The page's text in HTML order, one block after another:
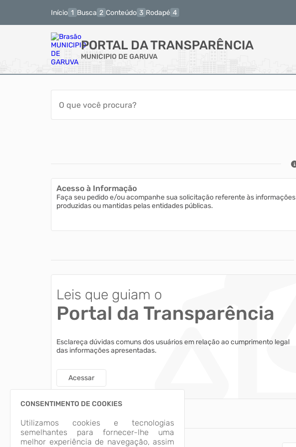
Início Busca Conteúdo Rodapé
PORTAL DA TRANSPARÊNCIA
MUNICIPIO DE GARUVA
CONSENTIMENTO DE COOKIES
Utilizamos cookies e tecnologias
semelhantes para fornecer-lhe uma
melhor experiência de navegação, assim
Acesso à Informação
Faça seu pedido e/ou acompanhe sua solicitação referente às informações
produzidas ou mantidas pelas entidades públicas.
Leis que guiam o
Portal da Transparência
Esclareça dúvidas comuns dos usuários em relação ao cumprimento legal
das informações apresentadas.
Acessar